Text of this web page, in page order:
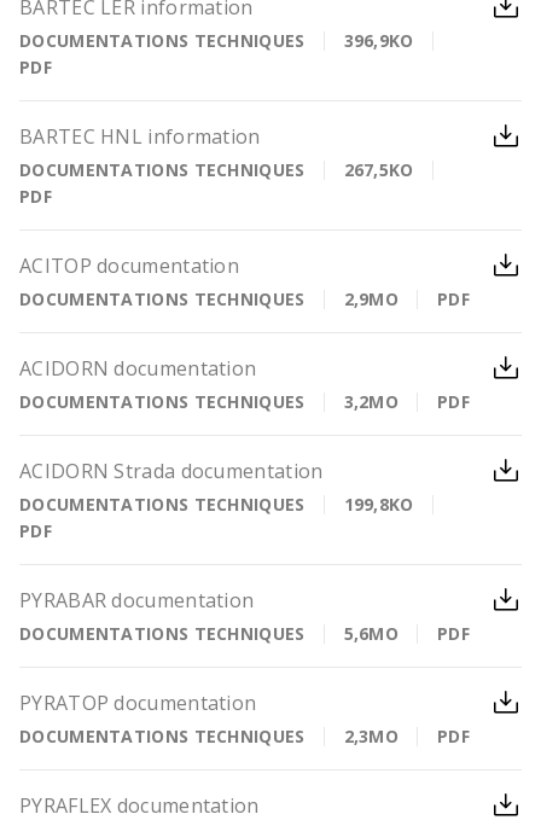
BARTEC LER information
DOCUMENTATIONS TECHNIQUES
396,9KO
PDF
BARTEC HNL information
DOCUMENTATIONS TECHNIQUES
267,5KO
PDF
ACITOP documentation
DOCUMENTATIONS TECHNIQUES 2,9MO PDF
ACIDORN documentation
DOCUMENTATIONS TECHNIQUES 3,2MO PDF
ACIDORN Strada documentation
DOCUMENTATIONS TECHNIQUES
199,8KO
PDF
PYRABAR documentation
DOCUMENTATIONS TECHNIQUES 5,6MO PDF
PYRATOP documentation
DOCUMENTATIONS TECHNIQUES 2,3MO PDF
PYRAFLEX documentation